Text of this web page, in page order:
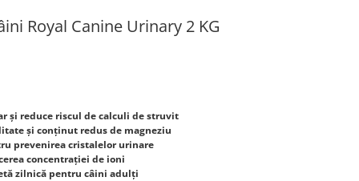
Royal Canine Urinary 2 KG
și reduce riscul de calculi de struvit
și conținut redus de magneziu
prevenirea cristalelor urinare
concentrației de ioni
zilnică pentru câini adulți